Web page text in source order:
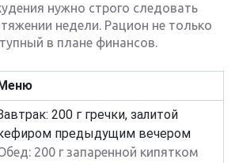
нужно строго следовать
недели. Рацион не только
в плане финансов.
Меню
200 г гречки, залитой
предыдущим вечером
200 г запаренной кипятком